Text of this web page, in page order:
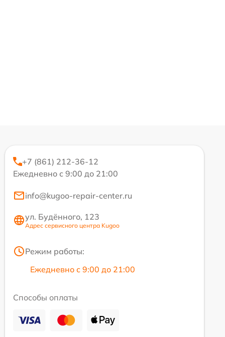
+7 (861) 212-36-12
Ежедневно с 9:00 до 21:00
info@kugoo-repair-center.ru
ул. Будённого, 123
Адрес сервисного центра Kugoo
Режим работы:
Ежедневно с 9:00 до 21:00
Способы оплаты